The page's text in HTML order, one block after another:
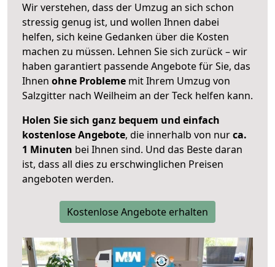
Wir verstehen, dass der Umzug an sich schon
stressig genug ist, und wollen Ihnen dabei
helfen, sich keine Gedanken über die Kosten
machen zu müssen. Lehnen Sie sich zurück – wir
haben garantiert passende Angebote für Sie, das
Ihnen ohne Probleme mit Ihrem Umzug von
Salzgitter nach Weilheim an der Teck helfen kann.
Holen Sie sich ganz bequem und einfach
kostenlose Angebote, die innerhalb von nurca.
1 Minuten bei Ihnen sind. Und das Beste daran
ist, dass all dies zu erschwinglichen Preisen
angeboten werden.
Kostenlose Angebote erhalten